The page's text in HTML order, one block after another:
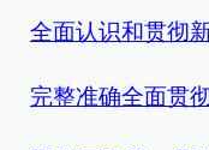
全面认识和贯彻
完整准确全面贯